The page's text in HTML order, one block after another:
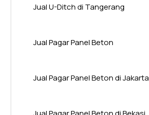
Jual U-Ditch di Tangerang
Jual Pagar Panel Beton
Jual Pagar Panel Beton di Jakarta